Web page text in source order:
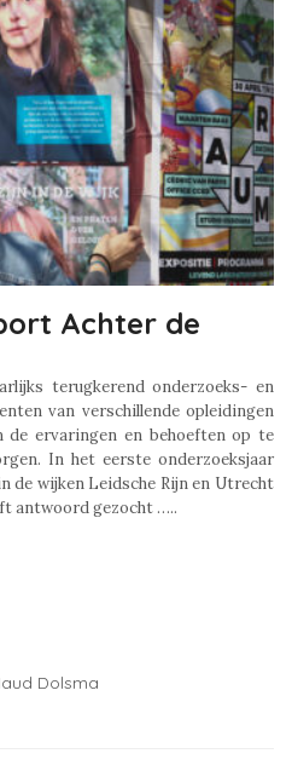
Achter de
terugkerend onderzoeks- en
van verschillende opleidingen
de ervaringen en behoeften op te
In het eerste onderzoeksjaar
de wijken Leidsche Rijn en Utrecht
antwoord gezocht …..
Dolsma